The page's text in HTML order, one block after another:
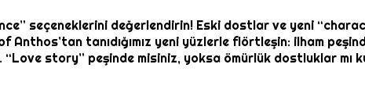
seçeneklerini değerlendirin! Eski dostlar ve yeni
tanıdığımız yeni yüzlerle flörtleşin: ilham
story” peşinde misiniz, yoksa ömürlük dostluklar mı